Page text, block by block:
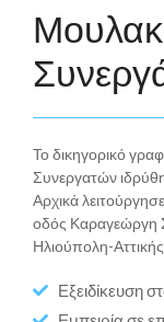
Το δικηγορικό
Συνεργατών
Αρχικά
οδός Καραγεώργη
Ηλιούπολη-
Εξειδίκευση